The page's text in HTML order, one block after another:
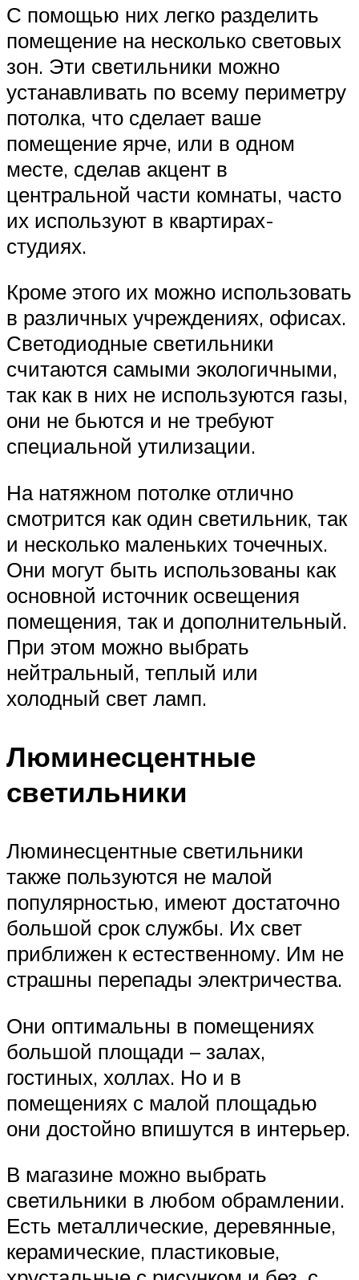
С помощью них легко разделить
помещение на несколько световых
зон. Эти светильники можно
устанавливать по всему периметру
потолка, что сделает ваше
помещение ярче, или в одном
месте, сделав акцент в
центральной части комнаты, часто
их используют в квартирах-
студиях.
Кроме этого их можно использовать
в различных учреждениях, офисах.
Светодиодные светильники
считаются самыми экологичными,
так как в них не используются газы,
они не бьются и не требуют
специальной утилизации.
На натяжном потолке отлично
смотрится как один светильник, так
и несколько маленьких точечных.
Они могут быть использованы как
основной источник освещения
помещения, так и дополнительный.
При этом можно выбрать
нейтральный, теплый или
холодный свет ламп.
Люминесцентные
светильники
Люминесцентные светильники
также пользуются не малой
популярностью, имеют достаточно
большой срок службы. Их свет
приближен к естественному. Им не
страшны перепады электричества.
Они оптимальны в помещениях
большой площади – залах,
гостиных, холлах. Но и в
помещениях с малой площадью
они достойно впишутся в интерьер.
В магазине можно выбрать
светильники в любом обрамлении.
Есть металлические, деревянные,
керамические, пластиковые,